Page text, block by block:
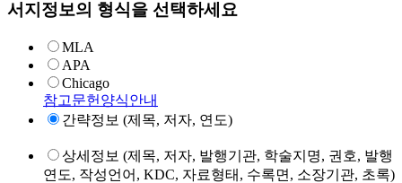
서지정보의 형식을 선택하세요
MLA
APA
Chicago
참고문헌양식안내
간략정보 (제목, 저자, 연도)
상세정보 (제목, 저자, 발행기관, 학술지명, 권호, 발행
연도, 작성언어, KDC, 자료형태, 수록면, 소장기관, 초록)